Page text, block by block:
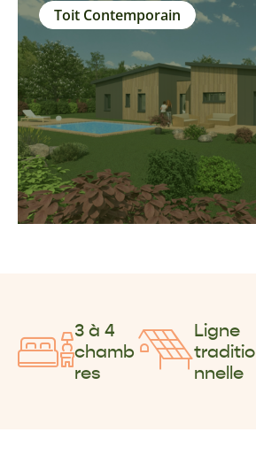
Toit Contemporain
3 à 4
chamb
res
Ligne
traditio
nnelle